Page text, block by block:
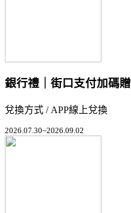
銀行禮｜街口支付加碼贈
兌換方式 / APP線上兌換
2026.07.30~2026.09.02